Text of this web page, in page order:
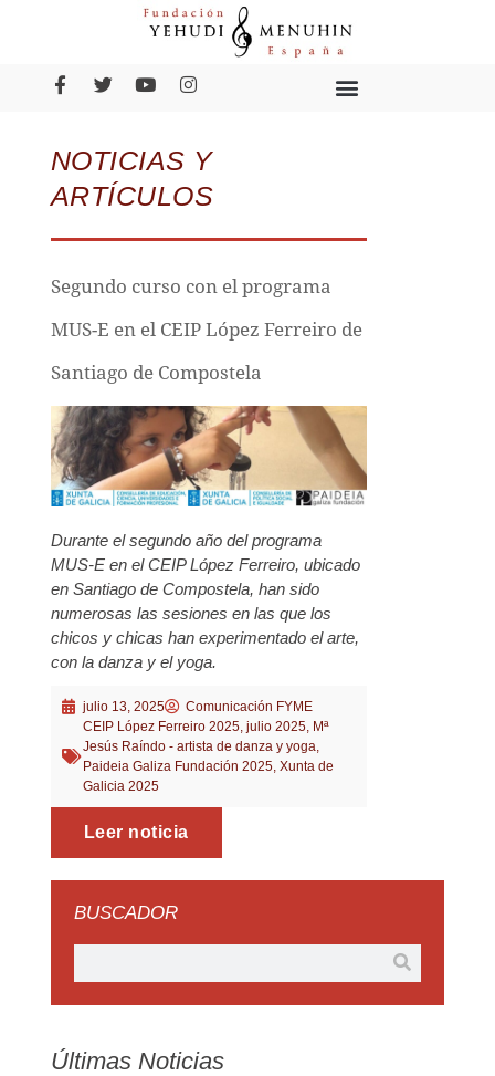
NOTICIAS Y
ARTÍCULOS
Segundo curso con el programa
MUS-E en el CEIP López Ferreiro de
Santiago de Compostela
Durante el segundo año del programa
MUS-E en el CEIP López Ferreiro, ubicado
en Santiago de Compostela, han sido
numerosas las sesiones en las que los
chicos y chicas han experimentado el arte,
con la danza y el yoga.
julio 13, 2025
Comunicación FYME
CEIP López Ferreiro 2025, julio 2025, Mª
Jesús Raíndo - artista de danza y yoga,
Paideia Galiza Fundación 2025, Xunta de
Galicia 2025
Leer noticia
BUSCADOR
Últimas Noticias